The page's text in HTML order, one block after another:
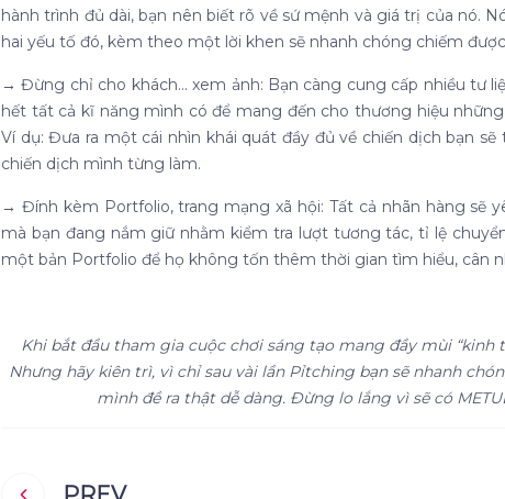
hành trình đủ dài, bạn nên biết rõ về sứ mệnh và giá trị của nó.
hai yếu tố đó, kèm theo một lời khen sẽ nhanh chóng chiếm
→Đừng chỉ cho khách… xem ảnh: Bạn càng cung cấp nhiều tư
hết tất cả kĩ năng mình có để mang đến cho thương hiệu
Ví dụ: Đưa ra một cái nhìn khái quát đầy đủ về chiến dịch bạn
chiến dịch mình từng làm.
→ Đính kèm Portfolio, trang mạng xã hội: Tất cả nhãn hàng sẽ
mà bạn đang nắm giữ nhằm kiểm tra lượt tương tác, tỉ lệ
một bản Portfolio để họ không tốn thêm thời gian tìm hiểu, cân
Khi bắt đầu tham gia cuộc chơi sáng tạo mang đầy mùi “kinh
Nhưng hãy kiên trì, vì chỉ sau vài lần Pỉtching bạn sẽ nhanh
mình đề ra thật dễ dàng. Đừng lo lắng vì sẽ có